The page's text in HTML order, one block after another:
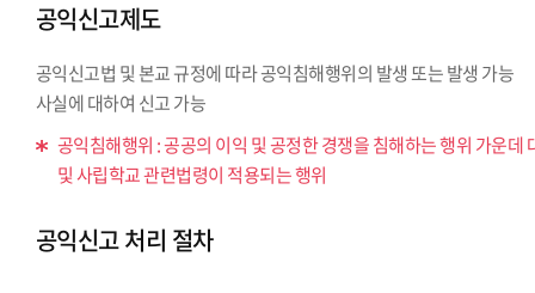
공익신고제도
공익신고법 및 본교 규정에 따라 공익침해행위의 발생 또는 발생 가능
사실에 대하여 신고 가능
공익침해행위 : 공공의 이익 및 공정한 경쟁을 침해하는 행위 가운데
및 사립학교 관련법령이 적용되는 행위
공익신고 처리 절차